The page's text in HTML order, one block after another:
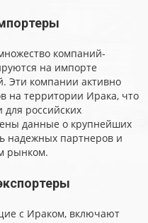
компаний-
на импорте
Эти компании активно
на территории Ирака, что
российских
данные о крупнейших
надежных партнеров и
рынком.
с Ираком, включают